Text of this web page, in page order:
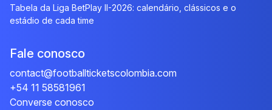
Tabela da Liga BetPlay II-2026: calendário, clássicos e o
estádio de cada time
Fale conosco
contact@footballticketscolombia.com
+54 11 58581961
Converse conosco